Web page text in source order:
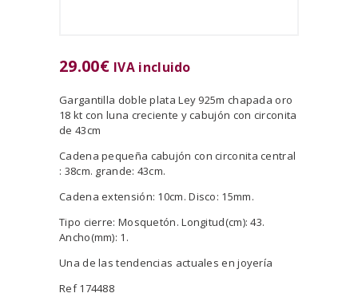
29.00€ IVA incluido
Gargantilla doble plata Ley 925m chapada oro
18 kt con luna creciente y cabujón con circonita
de 43cm
Cadena pequeña cabujón con circonita central
: 38cm. grande: 43cm.
Cadena extensión: 10cm. Disco: 15mm.
Tipo cierre: Mosquetón. Longitud(cm): 43.
Ancho(mm): 1.
Una de las tendencias actuales en joyería
Ref 174488